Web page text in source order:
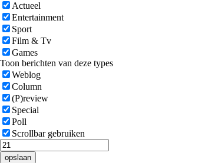
Actueel
Entertainment
Sport
Film & Tv
Games
Toon berichten van deze types
Weblog
Column
(P)review
Special
Poll
Scrollbar gebruiken
opslaan